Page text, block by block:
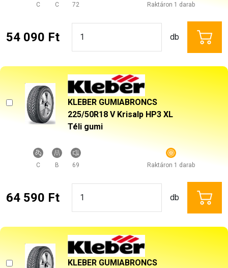
C C 72 Raktáron 1 darab
54 090 Ft db
KLEBER GUMIABRONCS
225/50R18 V Krisalp HP3 XL
Téli gumi
C B 69 Raktáron 1 darab
64 590 Ft db
KLEBER GUMIABRONCS